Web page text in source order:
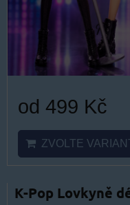
od 499 Kč
ZVOLTE
K-Pop Lovkyně